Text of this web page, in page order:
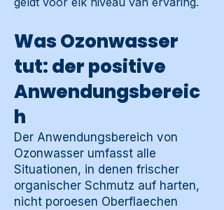
Was Ozonwasser
tut: der positive
Anwendungsbereic
h
Der Anwendungsbereich von
Ozonwasser umfasst alle
Situationen, in denen frischer
organischer Schmutz auf harten,
nicht poroesen Oberflaechen